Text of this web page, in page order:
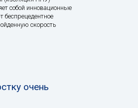
собой инновационные
беспрецедентное
скорость
очень